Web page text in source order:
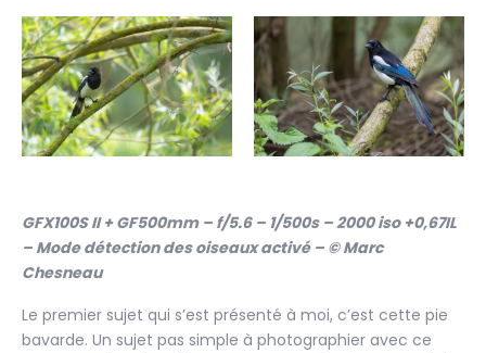
GFX100S II + GF500mm – f/5.6 – 1/500s – 2000 iso +0,67IL
– Mode détection des oiseaux activé – © Marc
Chesneau
Le premier sujet qui s’est présenté à moi, c’est cette pie
bavarde. Un sujet pas simple à photographier avec ce